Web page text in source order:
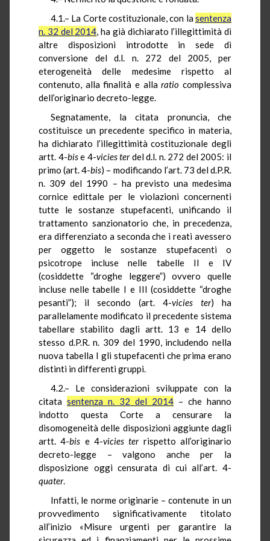
4.1.– La Corte costituzionale, con lasentenza
n. 32 del 2014, ha già dichiarato l’illegittimità di
altre disposizioni introdotte in sede di
conversione del d.l. n. 272 del 2005, per
eterogeneità delle medesime rispetto al
contenuto, alla finalità e allaratio complessiva
dell’originario decreto-legge.
Segnatamente, la citata pronuncia, che
costituisce un precedente specifico in materia,
ha dichiarato l’illegittimità costituzionale degli
artt. 4-bise 4-viciesterdel d.l. n. 272 del 2005: il
primo (art. 4-bis) – modificando l’art. 73 del d.P.R.
n. 309 del 1990 – ha previsto una medesima
cornice edittale per le violazioni concernenti
tutte le sostanze stupefacenti, unificando il
trattamento sanzionatorio che, in precedenza,
era differenziato a seconda che i reati avessero
per oggetto le sostanze stupefacenti o
psicotrope incluse nelle tabelle II e IV
(cosiddette “droghe leggere”) ovvero quelle
incluse nelle tabelle I e III (cosiddette “droghe
pesanti”); il secondo (art. 4-vicies ter) ha
parallelamente modificato il precedente sistema
tabellare stabilito dagli artt. 13 e 14 dello
stesso d.P.R. n. 309 del 1990, includendo nella
nuova tabella I gli stupefacenti che prima erano
distinti in differenti gruppi.
4.2.– Le considerazioni sviluppate con la
citata sentenza n. 32 del 2014 – che hanno
indotto questa Corte a censurare la
disomogeneità delle disposizioni aggiunte dagli
artt. 4-bis e 4-vicies terrispetto all’originario
decreto-legge – valgono anche per la
disposizione oggi censurata di cui all’art. 4-
quater.
Infatti, le norme originarie – contenute in un
provvedimento significativamente titolato
all’inizio «Misure urgenti per garantire la